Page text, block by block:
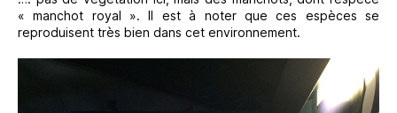
« manchot royal ». Il est à noter que ces espèces se
reproduisent très bien dans cet environnement.